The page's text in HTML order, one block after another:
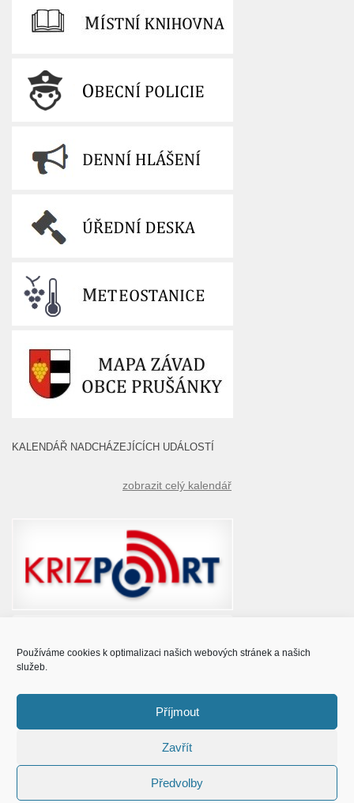
Používáme cookies k optimalizaci našich webových stránek a našich
služeb.
Příjmout
Zavřít
Předvolby
KALENDÁŘ NADCHÁZEJÍCÍCH UDÁLOSTÍ
zobrazit celý kalendář
© Obec Prušánky 2015 - 2023